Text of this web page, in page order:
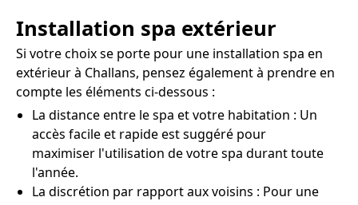
Installation spa extérieur
Si votre choix se porte pour une installation spa en
extérieur à Challans, pensez également à prendre en
compte les éléments ci-dessous :
La distance entre le spa et votre habitation : Un
accès facile et rapide est suggéré pour
maximiser l'utilisation de votre spa durant toute
l'année.
La discrétion par rapport aux voisins : Pour une